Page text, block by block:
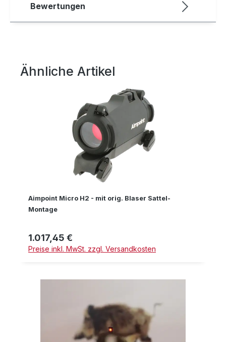
Bewertungen
Produktgalerie überspringen
Ähnliche Artikel
Aimpoint Micro H2 - mit orig. Blaser Sattel-
Montage
Regulärer Preis:
1.017,45 €
Preise inkl. MwSt. zzgl. Versandkosten